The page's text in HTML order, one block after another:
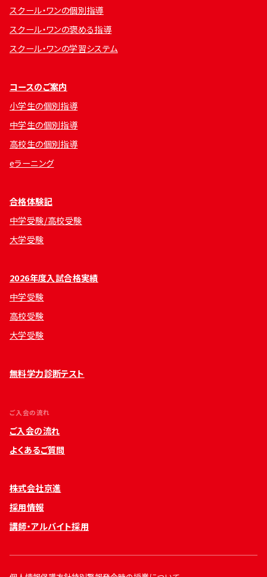
スクール・ワンの個別指導
スクール・ワンの褒める指導
スクール・ワンの学習システム
コースのご案内
小学生の個別指導
中学生の個別指導
高校生の個別指導
eラーニング
合格体験記
中学受験/高校受験
大学受験
2026年度入試合格実績
中学受験
高校受験
大学受験
無料学力診断テスト
ご入会の流れ
ご入会の流れ
よくあるご質問
株式会社京進
採用情報
講師・アルバイト採用